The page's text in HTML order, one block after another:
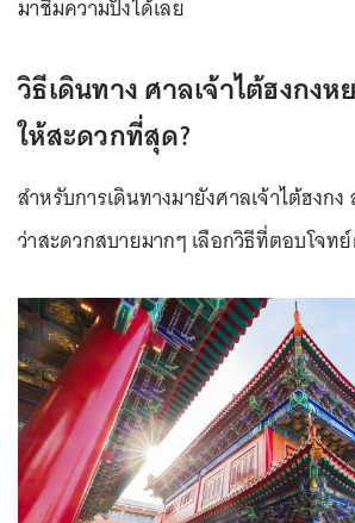
มาชิมความปังได้เลย
วิธีเดินทาง ศาลเจ้าไต้ฮงกงห
ให้สะดวกที่สุด?
สำหรับการเดินทางมายังศาลเจ้าไต้ฮงก
ว่าสะดวกสบายมากๆ เลือกวิธีที่ตอบโจทย์